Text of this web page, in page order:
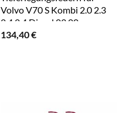
Volvo V70 S Kombi 2.0 2.3
2.4 2.4 Diesel 03.00-
134,40€